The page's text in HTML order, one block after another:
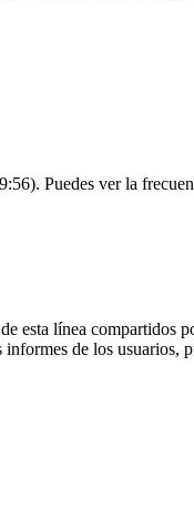
Puedes ver la
esta línea compartidos
de los usuarios,